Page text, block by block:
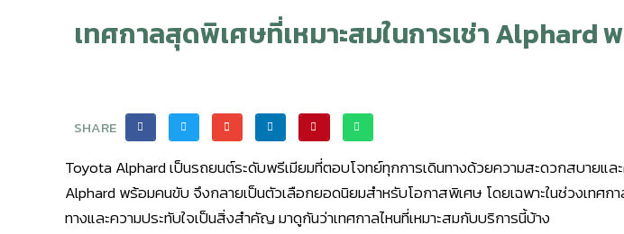
เทศกาลสุดพิเศษที่เหมาะสมในการเช่า Alphard
SHARE
Toyota Alphard เป็นรถยนต์ระดับพรีเมียมที่ตอบโจทย์ทุกการเดินทางด้วยความสะดวกสบายและ
Alphard พร้อมคนขับ จึงกลายเป็นตัวเลือกยอดนิยมสำหรับโอกาสพิเศษ โดยเฉพาะในช่วงเทศก
ทางและความประทับใจเป็นสิ่งสำคัญ มาดูกันว่าเทศกาลไหนที่เหมาะสมกับบริการนี้บ้าง